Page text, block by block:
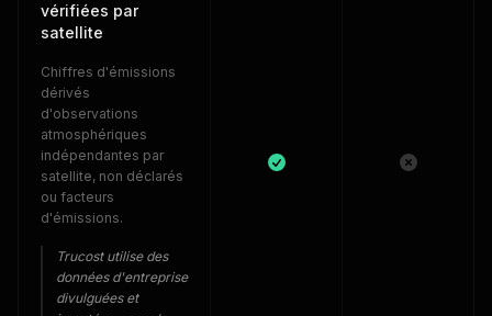
vérifiées par
satellite
Chiffres d'émissions
dérivés
d'observations
atmosphériques
indépendantes par
satellite, non déclarés
ou facteurs
d'émissions.
Trucost utilise des
données d'entreprise
divulguées et